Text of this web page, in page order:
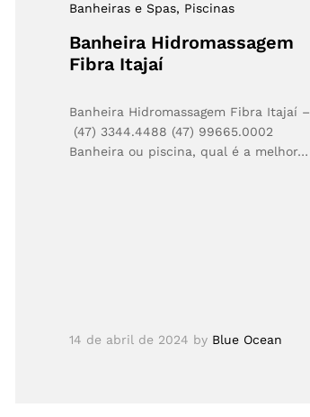
Banheiras e Spas, Piscinas
Banheira Hidromassagem
Fibra Itajaí
Banheira Hidromassagem Fibra Itajaí –
(47) 3344.4488 (47) 99665.0002
Banheira ou piscina, qual é a melhor…
14 de abril de 2024 by Blue Ocean